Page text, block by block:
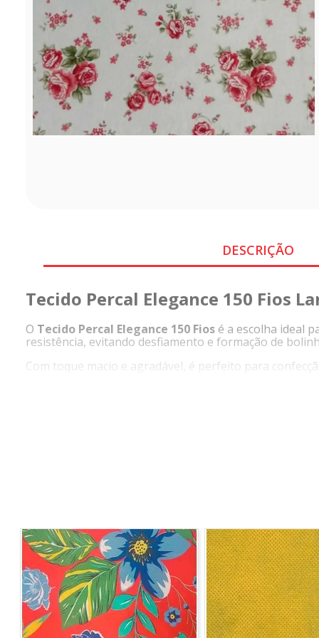
DESCRIÇÃO
Tecido Percal Elegance 150 Fios
O Tecido Percal Elegance 150 Fiosé a escolha ideal
resistência, evitando desfiamento e formação de
Com toque macio e agradável, é perfeito para
Produto: Tecido Percal Elegance
Quantidade de fios: 150
Composição: 63% Algodão e 37% Poliéster
Gramatura: 235 g/ml
Largura: 2,50 metros
Origem: Nacional
Instruções de Lavagem